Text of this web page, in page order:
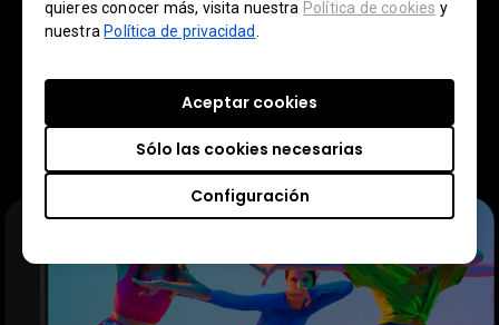
quieres conocer más, visita nuestra Política de cookies y
nuestra Política de privacidad
Configuración
Sólo las cookies necesarias
Aceptar cookies
grises, añadiendo una calidez sutil y
reduciendo el brillo de la Pantalla. Esto
mejora la comodidad visual y ahorra
energía, ideal para equipos creativos en
diseño, desarrollo de productos, moda y